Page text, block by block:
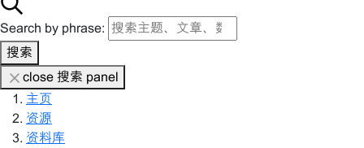
Search by phrase:
搜索
close 搜索 panel
主页
资源
资料库